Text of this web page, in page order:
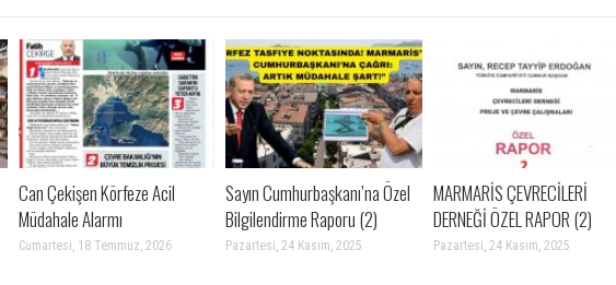
Can Çekişen Körfeze Acil
Müdahale Alarmı
Cumartesi, 18 Temmuz, 2026
Sayın Cumhurbaşkanı’na Özel
Bilgilendirme Raporu (2)
Pazartesi, 24 Kasım, 2025
MARMARİS ÇEVRECİLERİ
DERNEĞİ ÖZEL RAPOR (2)
Pazartesi, 24 Kasım, 2025